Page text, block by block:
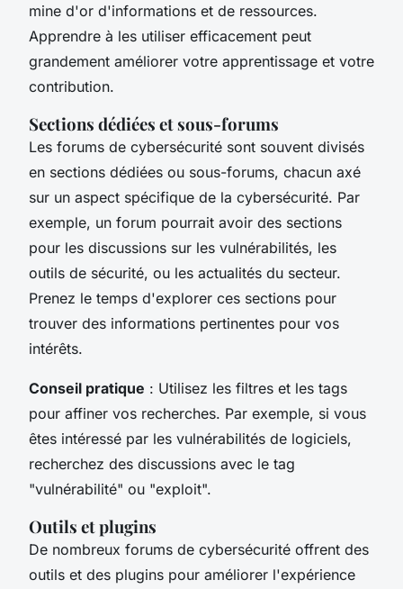
mine d'or d'informations et de ressources.
Apprendre à les utiliser efficacement peut
grandement améliorer votre apprentissage et votre
contribution.
Sections dédiées et sous-forums
Les forums de cybersécurité sont souvent divisés
en sections dédiées ou sous-forums, chacun axé
sur un aspect spécifique de la cybersécurité. Par
exemple, un forum pourrait avoir des sections
pour les discussions sur les vulnérabilités, les
outils de sécurité, ou les actualités du secteur.
Prenez le temps d'explorer ces sections pour
trouver des informations pertinentes pour vos
intérêts.
Conseil pratique : Utilisez les filtres et les tags
pour affiner vos recherches. Par exemple, si vous
êtes intéressé par les vulnérabilités de logiciels,
recherchez des discussions avec le tag
"vulnérabilité" ou "exploit".
Outils et plugins
De nombreux forums de cybersécurité offrent des
outils et des plugins pour améliorer l'expérience